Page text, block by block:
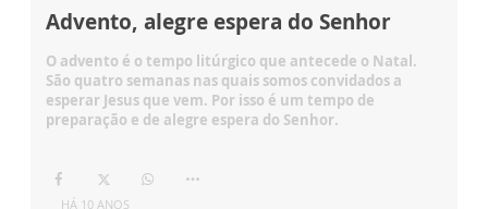
Advento, alegre espera do Senhor
O advento é o tempo litúrgico que antecede o Natal.
São quatro semanas nas quais somos convidados a
esperar Jesus que vem. Por isso é um tempo de
preparação e de alegre espera do Senhor.
HÁ 10 ANOS